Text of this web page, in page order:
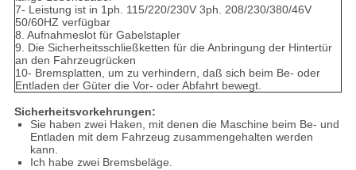
7- Leistung ist in 1ph. 115/220/230V 3ph. 208/230/380/46V
50/60HZ verfügbar
8. Aufnahmeslot für Gabelstapler
9. Die Sicherheitsschließketten für die Anbringung der Hintertür
an den Fahrzeugrücken
10- Bremsplatten, um zu verhindern, daß sich beim Be- oder
Entladen der Güter die Vor- oder Abfahrt bewegt.
Sicherheitsvorkehrungen:
Sie haben zwei Haken, mit denen die Maschine beim Be- und
Entladen mit dem Fahrzeug zusammengehalten werden
kann.
Ich habe zwei Bremsbeläge.